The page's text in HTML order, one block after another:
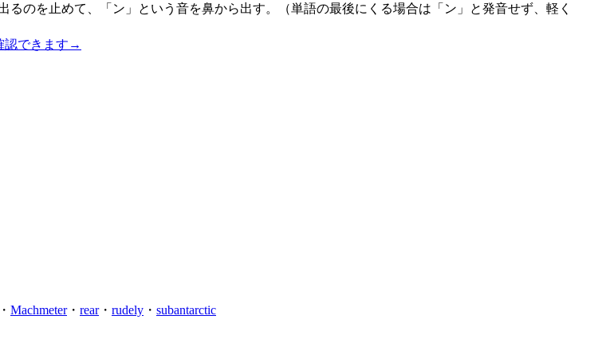
るのを止めて、「ン」という音を鼻から出す。（単語の最後にくる場合は「ン」と発音せず、軽く
認できます →
・ Machmeter・ rear・ rudely ・ subantarctic